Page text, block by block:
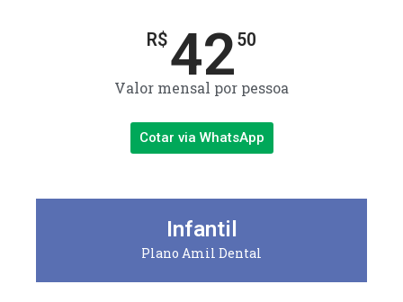
R$4250
Valor mensal por pessoa
Cotar via WhatsApp
Infantil
Plano Amil Dental